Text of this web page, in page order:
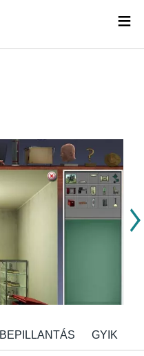
BEPILLANTÁS GYIK
≡